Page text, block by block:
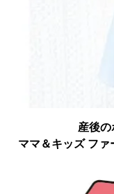
産後
ママ＆キッズ フ